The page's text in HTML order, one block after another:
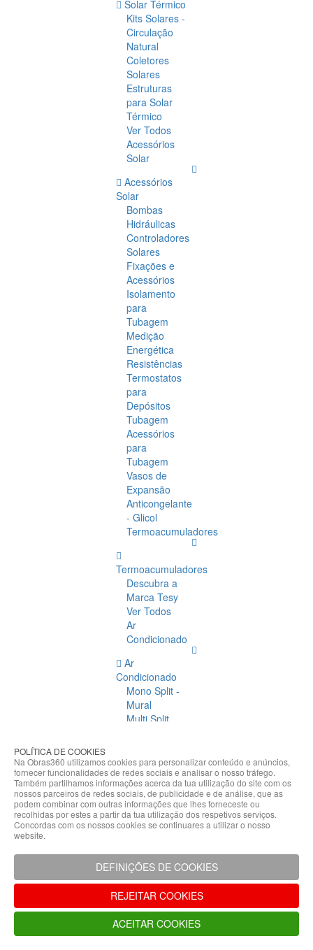
Solar Térmico
Kits Solares -
Circulação
Natural
Coletores
Solares
Estruturas
para Solar
Térmico
Ver Todos
Acessórios
Solar
Acessórios
Solar
Bombas
Hidráulicas
Controladores
Solares
Fixações e
Acessórios
Isolamento
para
Tubagem
Medição
Energética
Resistências
Termostatos
para
Depósitos
Tubagem
Acessórios
para
Tubagem
Vasos de
Expansão
Anticongelante
- Glicol
Termoacumuladores
Termoacumuladores
Descubra a
Marca Tesy
Ver Todos
Ar
Condicionado
Ar
Condicionado
Mono Split -
Mural
Multi Split
Condicionado
Acessórios
Climatização
Acessórios
Climatização
Hidráulicas
Controladores
Fixações e
Acessórios
Isolamento
para
Tubagem
POLÍTICA DE COOKIES
Na Obras360 utilizamos cookies para personalizar conteúdo e anúncios,
fornecer funcionalidades de redes sociais e analisar o nosso tráfego.
Também partilhamos informações acerca da tua utilização do site com os
nossos parceiros de redes sociais, de publicidade e de análise, que as
podem combinar com outras informações que lhes forneceste ou
recolhidas por estes a partir da tua utilização dos respetivos serviços.
Concordas com os nossos cookies se continuares a utilizar o nosso
website.
DEFINIÇÕES DE COOKIES
REJEITAR COOKIES
ACEITAR COOKIES